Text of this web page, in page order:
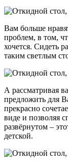
Вам больше
проблем, в том,
хочется. Сидеть
таким светлым
А рассматривая
предложить для
прекрасно
виде и позволяя
развёрнутом –
детской.